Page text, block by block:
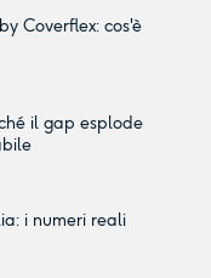
Coverflex: cos'è
il gap esplode
i numeri reali